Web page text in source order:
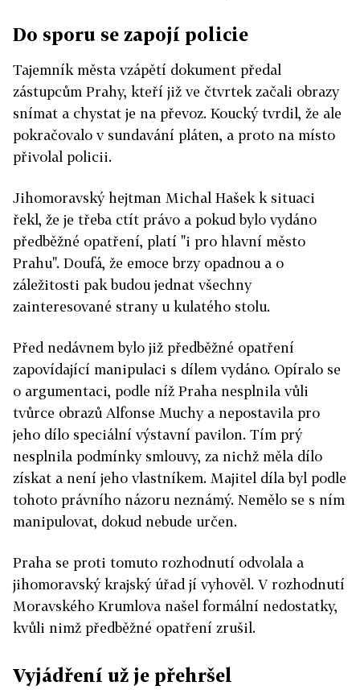
Do sporu se zapojí policie
Tajemník města vzápětí dokument předal
zástupcům Prahy, kteří již ve čtvrtek začali obrazy
snímat a chystat je na převoz. Koucký tvrdil, že ale
pokračovalo v sundavání pláten, a proto na místo
přivolal policii.
Jihomoravský hejtman Michal Hašek k situaci
řekl, že je třeba ctít právo a pokud bylo vydáno
předběžné opatření, platí "i pro hlavní město
Prahu". Doufá, že emoce brzy opadnou a o
záležitosti pak budou jednat všechny
zainteresované strany u kulatého stolu.
Před nedávnem bylo již předběžné opatření
zapovídající manipulaci s dílem vydáno. Opíralo se
o argumentaci, podle níž Praha nesplnila vůli
tvůrce obrazů Alfonse Muchy a nepostavila pro
jeho dílo speciální výstavní pavilon. Tím prý
nesplnila podmínky smlouvy, za nichž měla dílo
získat a není jeho vlastníkem. Majitel díla byl podle
tohoto právního názoru neznámý. Nemělo se s ním
manipulovat, dokud nebude určen.
Praha se proti tomuto rozhodnutí odvolala a
jihomoravský krajský úřad jí vyhověl. V rozhodnutí
Moravského Krumlova našel formální nedostatky,
kvůli nimž předběžné opatření zrušil.
Vyjádření už je přehršel